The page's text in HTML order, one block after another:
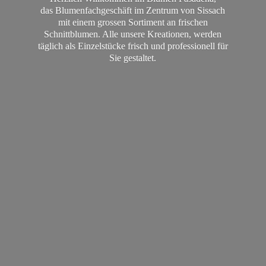
das Blumenfachgeschäft im Zentrum von Sissach
mit einem grossen Sortiment an frischen
Schnittblumen. Alle unsere Kreationen, werden
täglich als Einzelstücke frisch und professionell für
Sie gestaltet.